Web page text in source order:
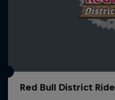
Red Bull District Ride